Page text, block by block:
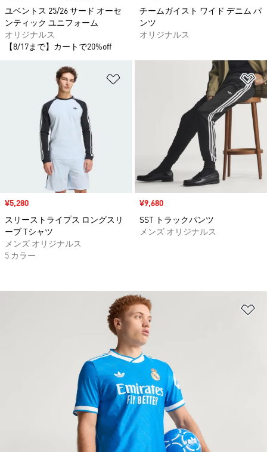
ユベントス 25/26 サード オーセ
ンティック ユニフォーム
オリジナルス
【8/17まで】カートで20%off
チームガイスト ワイド デニム パ
ンツ
オリジナルス
ほしいものリストに追加
セール価格
¥5,280
スリーストライプス ロングスリ
ーブ Tシャツ
メンズ オリジナルス
5 カラー
セール価格
¥9,680
SST トラックパンツ
メンズ オリジナルス